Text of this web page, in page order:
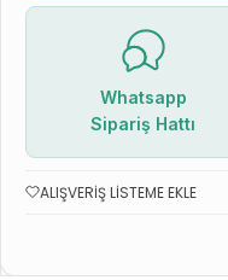
Whatsapp
Sipariş Hattı
ALIŞVERIŞ LISTEME EKLE